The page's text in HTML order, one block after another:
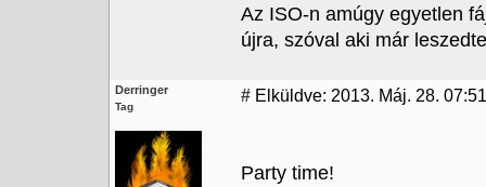
Az ISO-n amúgy egyetlen
újra, szóval aki már
Derringer
Tag
# Elküldve: 2013. Máj. 28. 07:51
Party time!